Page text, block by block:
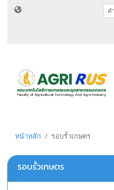
หน้าหลัก รอบรั้วเกษตร
รอบรั้วเกษตร